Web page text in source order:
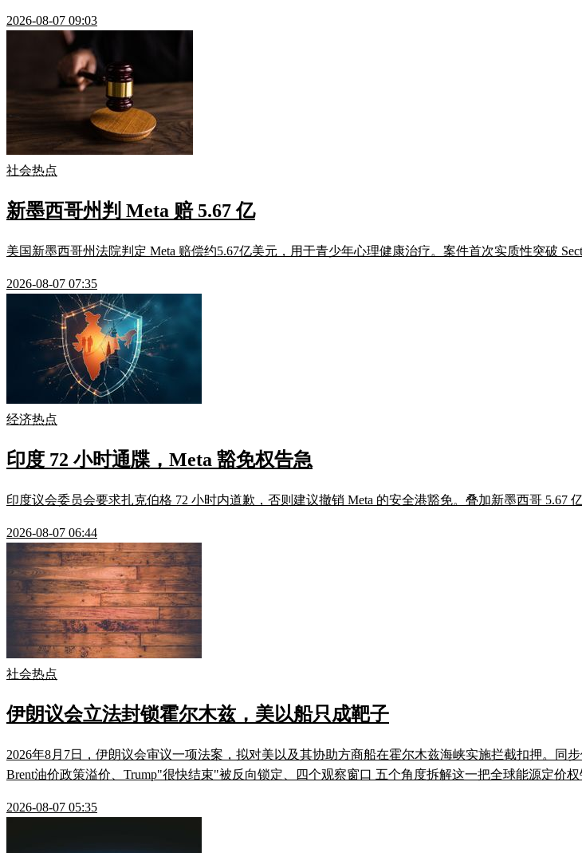
2026-08-07 09:03
社会热点
新墨西哥州判 Meta 赔 5.67 亿
美国新墨西哥州法院判定 Meta 赔偿约5.67亿美元，用于青少年心理健康治疗。案件首次实质性突破
2026-08-07 07:35
经济热点
印度 72 小时通牒，Meta 豁免权告急
印度议会委员会要求扎克伯格 72 小时内道歉，否则建议撤销 Meta 的安全港豁免。叠加新墨西哥 5.67
2026-08-07 06:44
社会热点
伊朗议会立法封锁霍尔木兹，美以船只成靶子
2026年8月7日，伊朗议会审议一项法案，拟对美以及其协助方商船在霍尔木兹海峡实施拦截扣押。同
Brent油价政策溢价、Trump"很快结束"被反向锁定、四个观察窗口 五个角度拆解这一把全球能源定价
2026-08-07 05:35